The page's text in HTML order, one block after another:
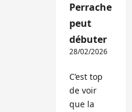
Perrache
peut
débuter
28/02/2026
C’est top
de voir
que la